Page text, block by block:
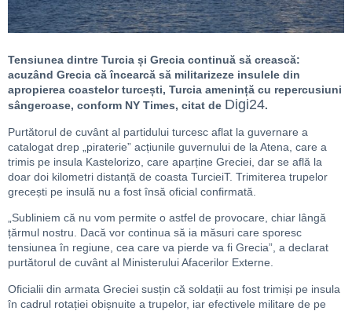
Tensiunea dintre Turcia și Grecia continuă să crească:
acuzând Grecia că încearcă să militarizeze insulele din
apropierea coastelor turcești, Turcia amenință cu repercusiuni
sângeroase, conform NY Times, citat de Digi24.
Purtătorul de cuvânt al partidului turcesc aflat la guvernare a
catalogat drep „piraterie” acțiunile guvernului de la Atena, care a
trimis pe insula Kastelorizo, care aparține Greciei, dar se află la
doar doi kilometri distanță de coasta TurcieiT. Trimiterea trupelor
grecești pe insulă nu a fost însă oficial confirmată.
„Subliniem că nu vom permite o astfel de provocare, chiar lângă
țărmul nostru. Dacă vor continua să ia măsuri care sporesc
tensiunea în regiune, cea care va pierde va fi Grecia”, a declarat
purtătorul de cuvânt al Ministerului Afacerilor Externe.
Oficialii din armata Greciei susțin că soldații au fost trimiși pe insula
în cadrul rotației obișnuite a trupelor, iar efectivele militare de pe